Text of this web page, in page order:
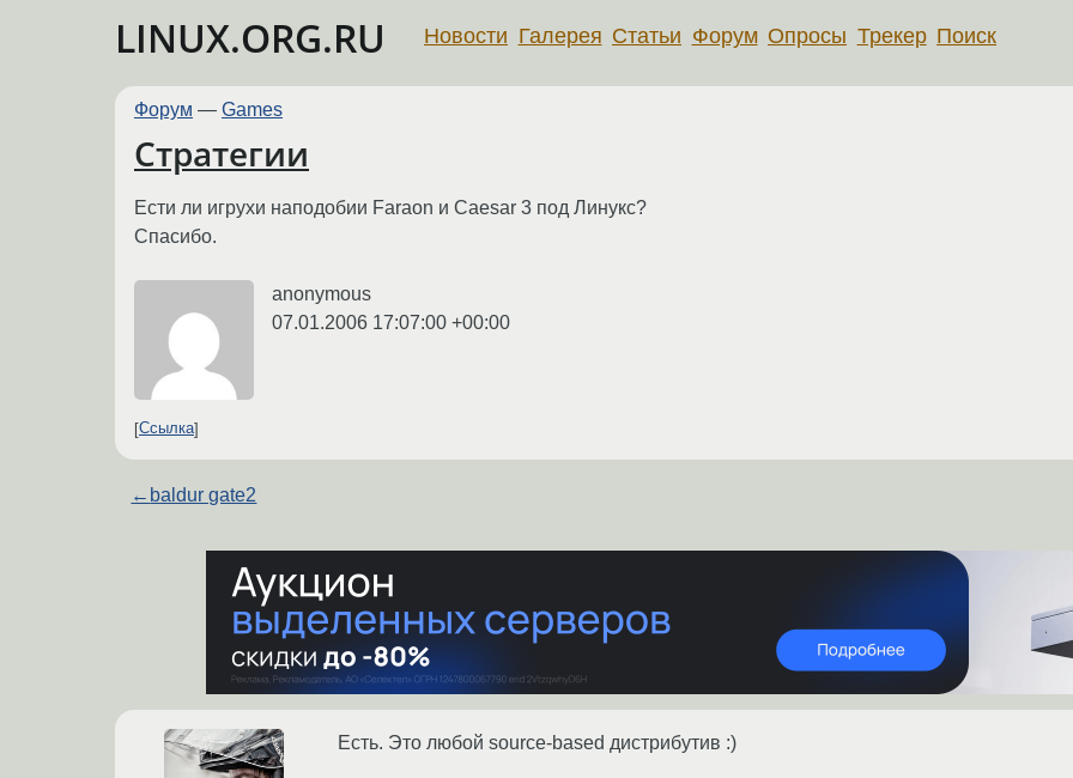
LINUX.ORG.RU Новости Галерея Статьи Форум Опросы Трекер Поиск
Форум — Games
Стратегии
Ести ли игрухи наподобии Faraon и Caesar 3 под Линукс?
Спасибо.
anonymous
07.01.2006 17:07:00 +00:00
Ссылка
← baldur gate2
Есть. Это любой source-based дистрибутив :)